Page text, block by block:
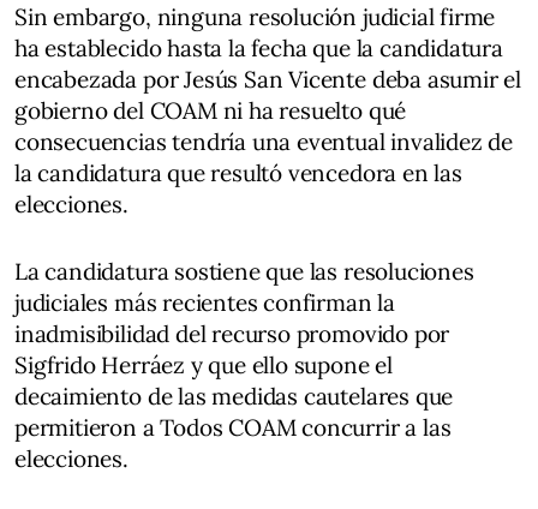
Sin embargo, ninguna resolución judicial firme
ha establecido hasta la fecha que la candidatura
encabezada por Jesús San Vicente deba asumir el
gobierno del COAM ni ha resuelto qué
consecuencias tendría una eventual invalidez de
la candidatura que resultó vencedora en las
elecciones.
La candidatura sostiene que las resoluciones
judiciales más recientes confirman la
inadmisibilidad del recurso promovido por
Sigfrido Herráez y que ello supone el
decaimiento de las medidas cautelares que
permitieron a Todos COAM concurrir a las
elecciones.